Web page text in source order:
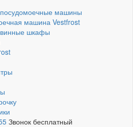
машины
машина Vestfrost
шкафы
Звонок бесплатный